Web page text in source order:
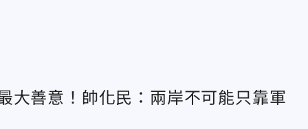
大善意！帥化民：兩岸不可能只靠軍